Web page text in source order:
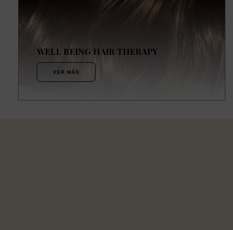
WELL BEING HAIR THERAPY
VER MÁS